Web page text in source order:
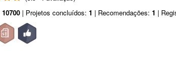
10700 | Projetos concluídos: 1 | Recomendações: 1 |